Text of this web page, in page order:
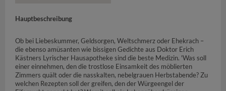
Hauptbeschreibung
Ob bei Liebeskummer, Geldsorgen, Weltschmerz oder Ehekrach –
die ebenso amüsanten wie bissigen Gedichte aus Doktor Erich
Kästners Lyrischer Hausapotheke sind die beste Medizin. 'Was soll
einer einnehmen, den die trostlose Einsamkeit des möblierten
Zimmers quält oder die nasskalten, nebelgrauen Herbstabende? Zu
welchen Rezepten soll der greifen, den der Würgeengel der